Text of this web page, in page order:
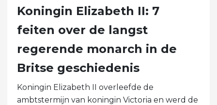
Koningin Elizabeth II: 7
feiten over de langst
regerende monarch in de
Britse geschiedenis
Koningin Elizabeth II overleefde de
ambtstermijn van koningin Victoria en werd de